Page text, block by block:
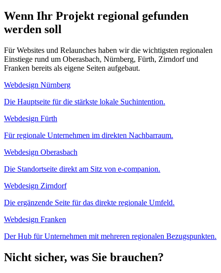
Wenn Ihr Projekt regional gefunden
werden soll
Für Websites und Relaunches haben wir die wichtigsten regionalen
Einstiege rund um Oberasbach, Nürnberg, Fürth, Zirndorf und
Franken bereits als eigene Seiten aufgebaut.
Webdesign Nürnberg
Die Hauptseite für die stärkste lokale Suchintention.
Webdesign Fürth
Für regionale Unternehmen im direkten Nachbarraum.
Webdesign Oberasbach
Die Standortseite direkt am Sitz von e-companion.
Webdesign Zirndorf
Die ergänzende Seite für das direkte regionale Umfeld.
Webdesign Franken
Der Hub für Unternehmen mit mehreren regionalen Bezugspunkten.
Nicht sicher, was Sie brauchen?